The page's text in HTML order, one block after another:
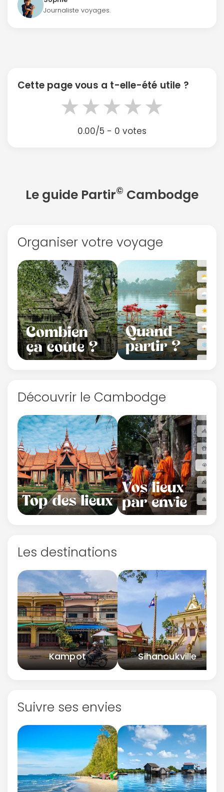
Journaliste voyages.
Cette page vous a t-elle-été utile ?
★
★
★
★
★
0.00/5 - 0 votes
Le guide Partir© Cambodge
Organiser votre voyage
Découvrir le Cambodge
Les destinations
Kampot Sihanoukville
Suivre ses envies